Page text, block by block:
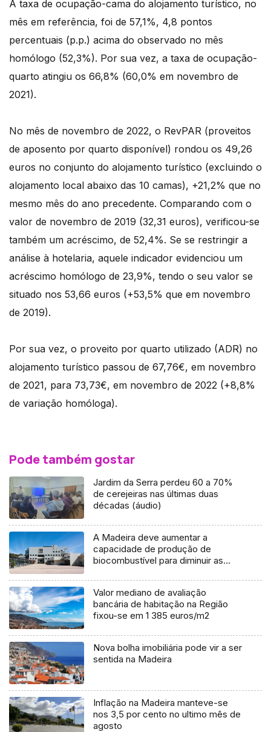
A taxa de ocupação-cama do alojamento turístico, no
mês em referência, foi de 57,1%, 4,8 pontos
percentuais (p.p.) acima do observado no mês
homólogo (52,3%). Por sua vez, a taxa de ocupação-
quarto atingiu os 66,8% (60,0% em novembro de
2021).
No mês de novembro de 2022, o RevPAR (proveitos
de aposento por quarto disponível) rondou os 49,26
euros no conjunto do alojamento turístico (excluindo o
alojamento local abaixo das 10 camas), +21,2% que no
mesmo mês do ano precedente. Comparando com o
valor de novembro de 2019 (32,31 euros), verificou-se
também um acréscimo, de 52,4%. Se se restringir a
análise à hotelaria, aquele indicador evidenciou um
acréscimo homólogo de 23,9%, tendo o seu valor se
situado nos 53,66 euros (+53,5% que em novembro
de 2019).
Por sua vez, o proveito por quarto utilizado (ADR) no
alojamento turístico passou de 67,76€, em novembro
de 2021, para 73,73€, em novembro de 2022 (+8,8%
de variação homóloga).
Pode também gostar
Jardim da Serra perdeu 60 a 70%
de cerejeiras nas últimas duas
décadas (áudio)
A Madeira deve aumentar a
capacidade de produção de
biocombustível para diminuir as
Valor mediano de avaliação
bancária de habitação na Região
fixou-se em 1 385 euros/m2
Nova bolha imobiliária pode vir a ser
sentida na Madeira
Inflação na Madeira manteve-se
nos 3,5 por cento no ultimo mês de
agosto